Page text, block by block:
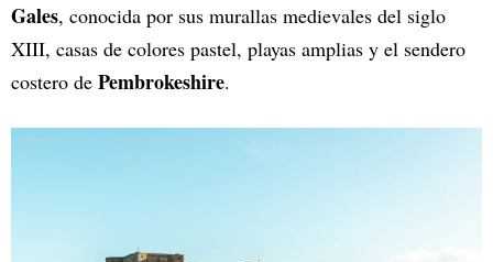
Gales, conocida por sus murallas medievales del siglo
XIII, casas de colores pastel, playas amplias y el sendero
costero de Pembrokeshire.